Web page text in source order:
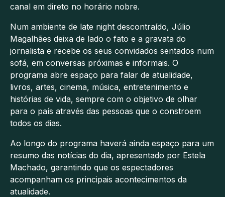
canal em direto no horário nobre.
Num ambiente de late night descontraído, Júlio
Magalhães deixa de lado o fato e a gravata do
jornalista e recebe os seus convidados sentados num
sofá, em conversas próximas e informais. O
programa abre espaço para falar de atualidade,
livros, artes, cinema, música, entretenimento e
histórias de vida, sempre com o objetivo de olhar
para o país através das pessoas que o constroem
todos os dias.
Ao longo do programa haverá ainda espaço para um
resumo das notícias do dia, apresentado por Estela
Machado, garantindo que os espectadores
acompanham os principais acontecimentos da
atualidade.